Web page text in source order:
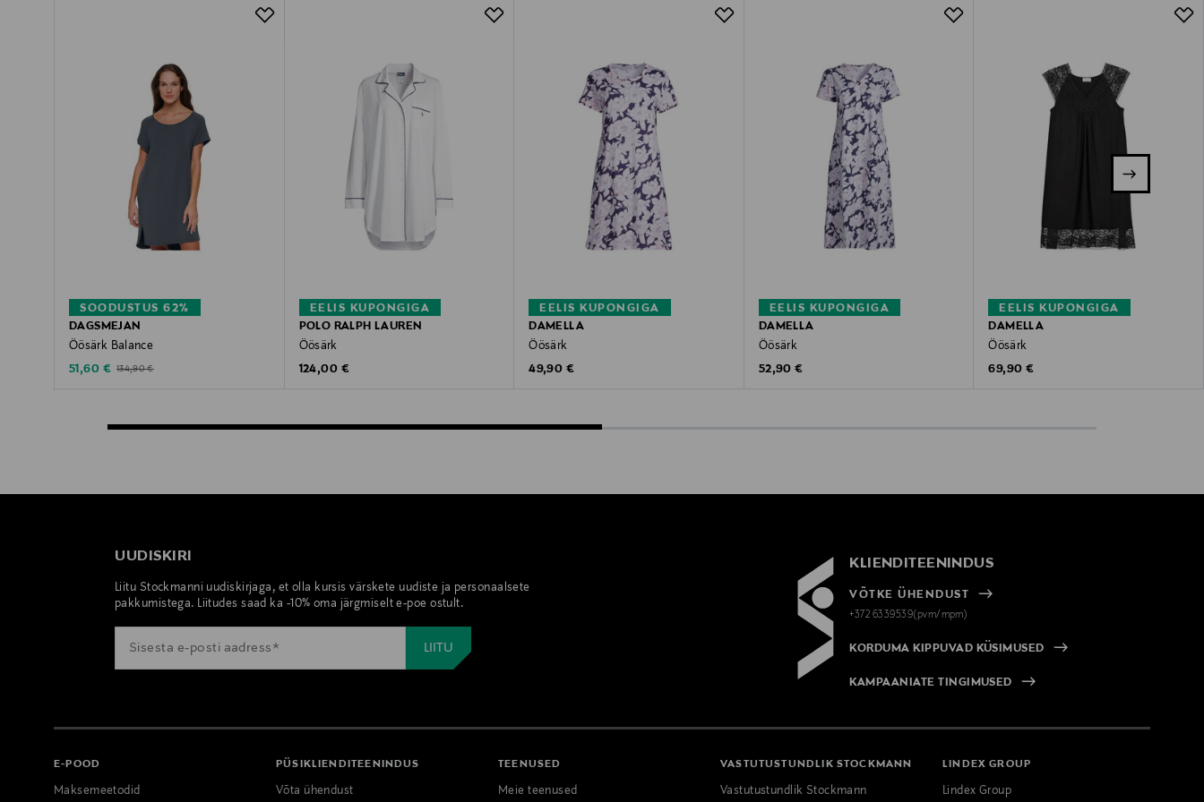
SOODUSTUS 62%
DAGSMEJAN
Öösärk Balance
Discounted Price
51,60 € Original Price
134,90 €
EELIS KUPONGIGA
POLO RALPH LAUREN
Öösärk
Original Price
124,00 €
EELIS KUPONGIGA
DAMELLA
Öösärk
Original Price
49,90 €
EELIS KUPONGIGA
DAMELLA
Öösärk
Original Price
52,90 €
EELIS KUPONGIGA
DAMELLA
Öösärk
Original Price
69,90 €
UUDISKIRI
Liitu Stockmanni uudiskirjaga, et olla kursis värskete uudiste ja personaalsete
pakkumistega. Liitudes saad ka -10% oma järgmiselt e-poe ostult.
KLIENDITEENINDUS
VÕTKE ÜHENDUST
+372 6339539(pvm/mpm)
KORDUMA KIPPUVAD KÜSIMUSED
KAMPAANIATE TINGIMUSED
E-POOD
Maksemeetodid
PÜSIKLIENDITEENINDUS
Võta ühendust
TEENUSED
Meie teenused
VASTUTUSTUNDLIK STOCKMANN
Vastutustundlik Stockmann
LINDEX GROUP
Lindex Group